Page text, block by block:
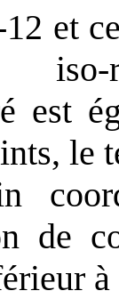
et
est
le
de
à